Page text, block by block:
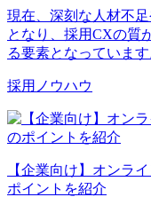
現在、深刻な人材不
となり、採用CXの質
る要素となっていま
採用ノウハウ
【企業向け】オンラ
ポイントを紹介